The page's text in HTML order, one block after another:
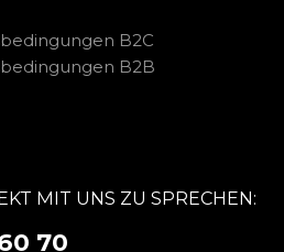
B2C
B2B
MIT UNS ZU SPRECHEN:
70